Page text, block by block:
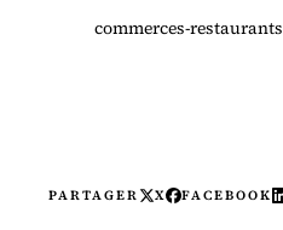
commerces-restaurants
PARTAGER X FACEBOOK